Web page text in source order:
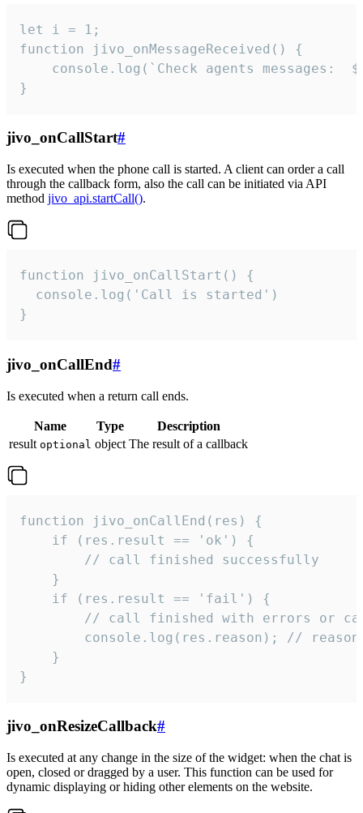
let i = 1;
function jivo_onMessageReceived() {
}
jivo_onCallStart#
Is executed when the phone call is started. A client can order a call
through the callback form, also the call can be initiated via API
method jivo_api.startCall().
function jivo_onCallStart() {
  console.log('Call is started')
}
jivo_onCallEnd#
Is executed when a return call ends.
Name Type
Description
result optional object The result of a callback
function jivo_onCallEnd(res) {
    if (res.result == 'ok') {
        // call finished successfully
    }
    if (res.result == 'fail') {
// call finished with errors or
console.log(res.reason); //
    }
}
jivo_onResizeCallback#
Is executed at any change in the size of the widget: when the chat is
open, closed or dragged by a user. This function can be used for
dynamic displaying or hiding other elements on the website.